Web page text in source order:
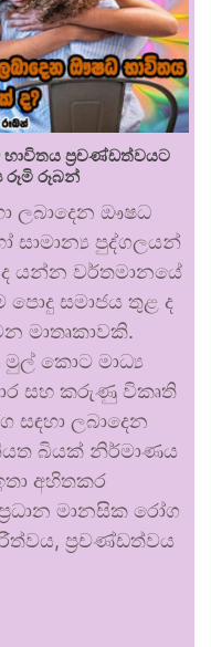
ප්‍රචණ්ඩත්වයට
රූමි රූබන්
ලබාදෙන ඖෂධ
පුද්ගලයන්
යන්න වර්තමානයේ
සමාජය තුළ ද
මාතෘකාවකි.
කොට මාධ්‍ය
සහ කරුණු විකෘති
ලබාදෙන
බියක් නිර්මාණය
අහිතකර
මානසික රෝග
ප්‍රචණ්ඩත්වය